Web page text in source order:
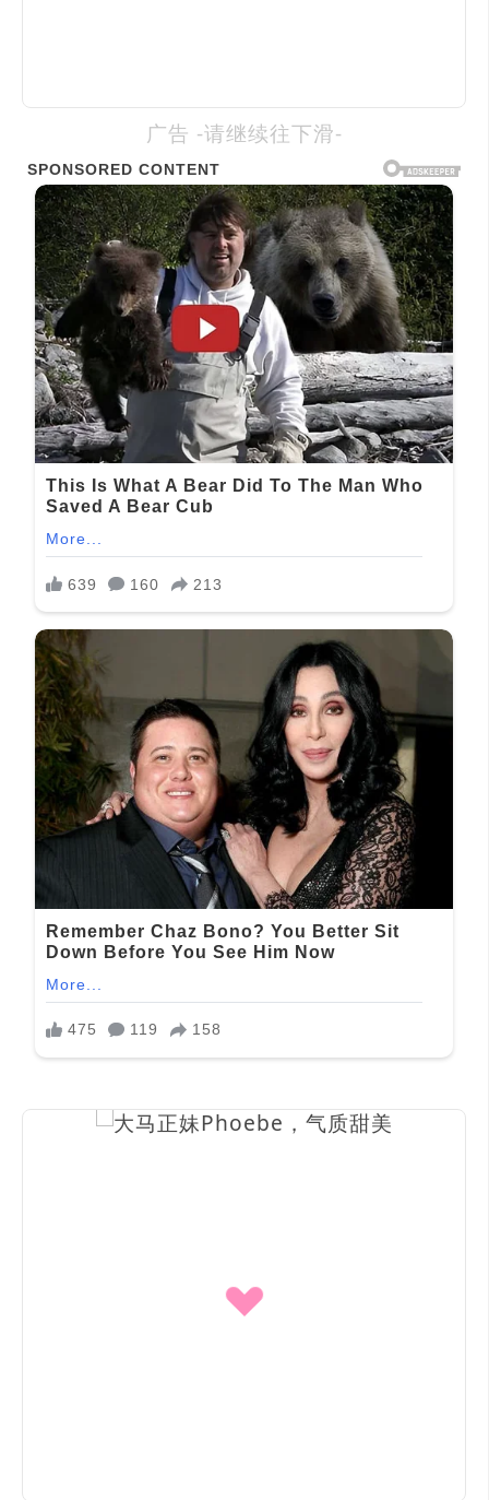
广告 -请继续往下滑-